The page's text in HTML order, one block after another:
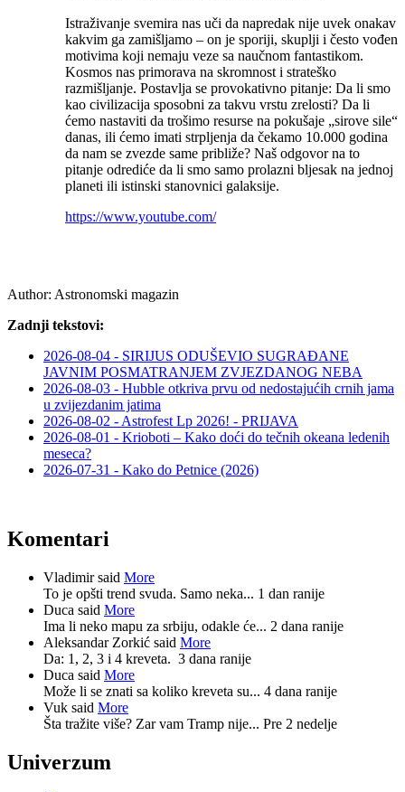
Istraživanje svemira nas uči da napredak nije uvek onakav
kakvim ga zamišljamo – on je sporiji, skuplji i često vođen
motivima koji nemaju veze sa naučnom fantastikom.
Kosmos nas primorava na skromnost i strateško
razmišljanje. Postavlja se provokativno pitanje: Da li smo
kao civilizacija sposobni za takvu vrstu zrelosti? Da li
ćemo nastaviti da trošimo resurse na pokušaje „sirove sile“
danas, ili ćemo imati strpljenja da čekamo 10.000 godina
da nam se zvezde same približe? Naš odgovor na to
pitanje odrediće da li smo samo prolazni bljesak na jednoj
planeti ili istinski stanovnici galaksije.
https://www.youtube.com/
Author: Astronomski magazin
Zadnji tekstovi:
2026-08-04 - SIRIJUS ODUŠEVIO SUGRAĐANE
JAVNIM POSMATRANJEM ZVJEZDANOG NEBA
2026-08-03 - Hubble otkriva prvu od nedostajućih crnih jama
u zvijezdanim jatima
2026-08-02 - Astrofest Lp 2026! - PRIJAVA
2026-08-01 - Krioboti – Kako doći do tečnih okeana ledenih
meseca?
2026-07-31 - Kako do Petnice (2026)
Komentari
Vladimir said More
To je opšti trend svuda. Samo neka... 1 dan ranije
Duca said More
Ima li neko mapu za srbiju, odakle će... 2 dana ranije
Aleksandar Zorkić said More
Da: 1, 2, 3 i 4 kreveta. 3 dana ranije
Duca said More
Može li se znati sa koliko kreveta su... 4 dana ranije
Vuk said More
Šta tražite više? Zar vam Tramp nije... Pre 2 nedelje
Univerzum